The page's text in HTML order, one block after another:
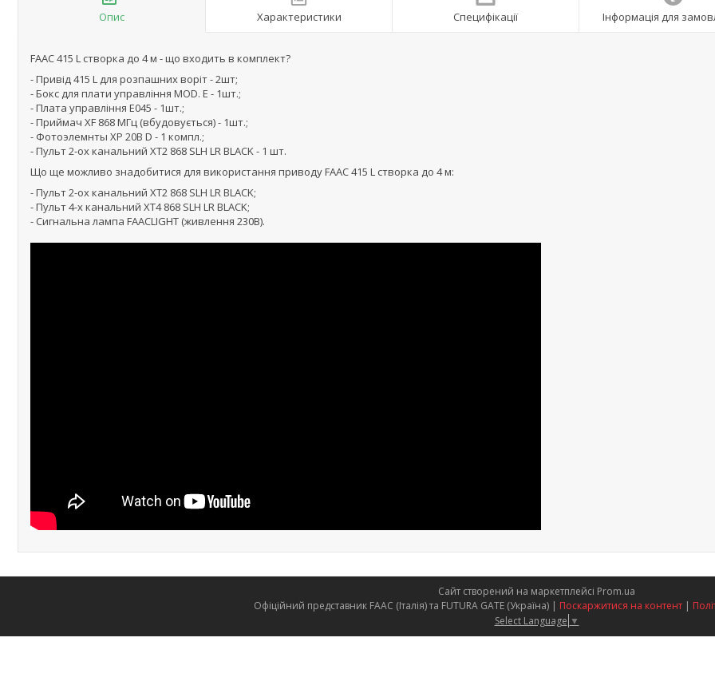
Опис Характеристики Специфікації Інформація для
FAAC 415 L створка до 4 м - що входить в комплект?
- Привід 415 L для розпашних воріт - 2шт;
- Бокс для плати управління MOD. E - 1шт.;
- Плата управління Е045 - 1шт.;
- Приймач XF 868 МГц (вбудовується) - 1шт.;
- Фотоэлемнты XP 20B D - 1 компл.;
- Пульт 2-ох канальний XT2 868 SLH LR BLACK - 1 шт.
Що ще можливо знадобитися для використання приводу FAAC 415 L створка до 4 м:
- Пульт 2-ох канальний XT2 868 SLH LR BLACK;
- Пульт 4-х канальний XT4 868 SLH LR BLACK;
- Сигнальна лампа FAACLIGHT (живлення 230В).
Сайт створений на маркетплейсі Prom.ua
Офіційний представник FAAC (Італія) та FUTURA GATE (Україна) | Поскаржитися на контент |
Select Language ▼